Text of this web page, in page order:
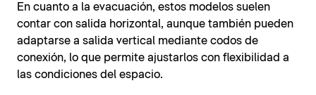
En cuanto a la evacuación, estos modelos suelen
contar con salida horizontal, aunque también pueden
adaptarse a salida vertical mediante codos de
conexión, lo que permite ajustarlos con flexibilidad a
las condiciones del espacio.